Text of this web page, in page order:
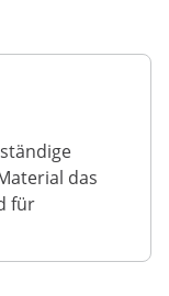
das
für